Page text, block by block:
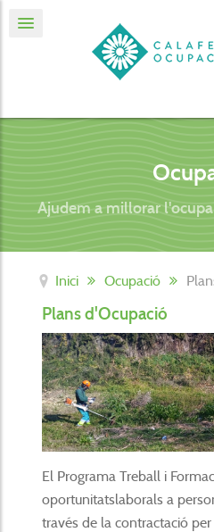
Ajudem a millorar
Inici Ocupació
Plans d'Ocupació
El Programa Treball i
oportunitatslaborals a
través de la contractació